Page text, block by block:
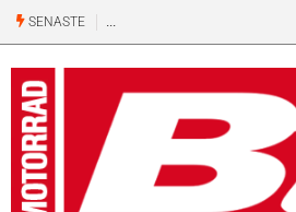
SENASTE